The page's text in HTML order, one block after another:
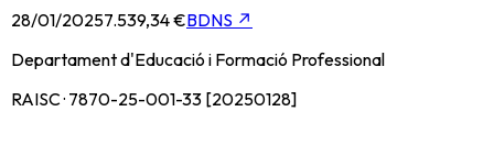
28/01/20257.539,34 €BDNS ↗
Departament d'Educació i Formació Professional
RAISC · 7870-25-001-33 [20250128]